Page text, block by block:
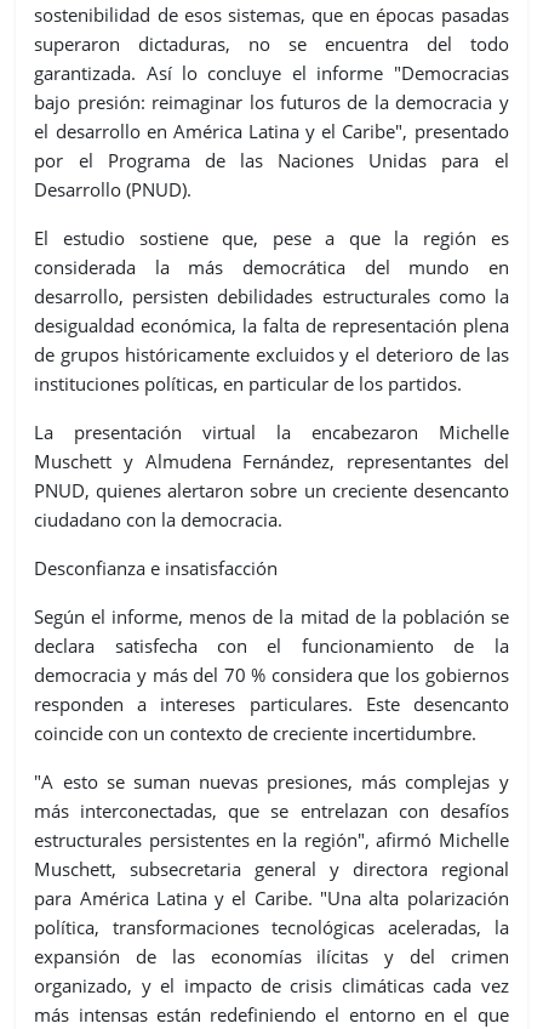
sostenibilidad de esos sistemas, que en épocas pasadas
superaron dictaduras, no se encuentra del todo
garantizada. Así lo concluye el informe "Democracias
bajo presión: reimaginar los futuros de la democracia y
el desarrollo en América Latina y el Caribe", presentado
por el Programa de las Naciones Unidas para el
Desarrollo (PNUD).
El estudio sostiene que, pese a que la región es
considerada la más democrática del mundo en
desarrollo, persisten debilidades estructurales como la
desigualdad económica, la falta de representación plena
de grupos históricamente excluidos y el deterioro de las
instituciones políticas, en particular de los partidos.
La presentación virtual la encabezaron Michelle
Muschett y Almudena Fernández, representantes del
PNUD, quienes alertaron sobre un creciente desencanto
ciudadano con la democracia.
Desconfianza e insatisfacción
Según el informe, menos de la mitad de la población se
declara satisfecha con el funcionamiento de la
democracia y más del 70 % considera que los gobiernos
responden a intereses particulares. Este desencanto
coincide con un contexto de creciente incertidumbre.
"A esto se suman nuevas presiones, más complejas y
más interconectadas, que se entrelazan con desafíos
estructurales persistentes en la región", afirmó Michelle
Muschett, subsecretaria general y directora regional
para América Latina y el Caribe. "Una alta polarización
política, transformaciones tecnológicas aceleradas, la
expansión de las economías ilícitas y del crimen
organizado, y el impacto de crisis climáticas cada vez
más intensas están redefiniendo el entorno en el que